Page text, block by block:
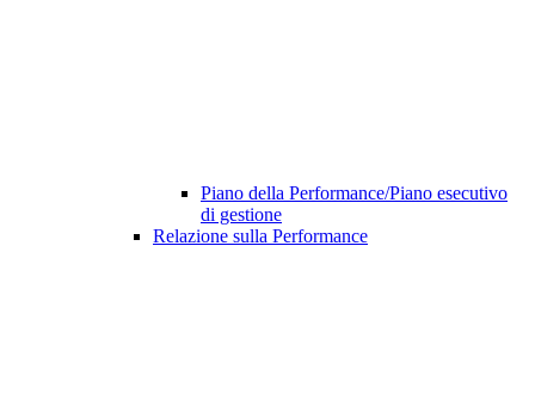
Piano della Performance/Piano esecutivo
di gestione
Relazione sulla Performance